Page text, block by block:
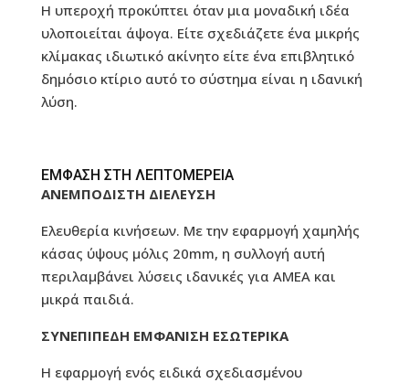
Η υπεροχή προκύπτει όταν μια μοναδική ιδέα
υλοποιείται άψογα. Είτε σχεδιάζετε ένα μικρής
κλίμακας ιδιωτικό ακίνητο είτε ένα επιβλητικό
δημόσιο κτίριο αυτό το σύστημα είναι η ιδανική
λύση.
ΕΜΦΑΣΗ ΣΤΗ ΛΕΠΤΟΜΕΡΕΙΑ
ΑΝΕΜΠΟΔΙΣΤΗ ΔΙΕΛΕΥΣΗ
Ελευθερία κινήσεων. Με την εφαρμογή χαμηλής
κάσας ύψους μόλις 20mm, η συλλογή αυτή
περιλαμβάνει λύσεις ιδανικές για ΑΜΕΑ και
μικρά παιδιά.
ΣΥΝΕΠΙΠΕΔΗ ΕΜΦΑΝΙΣΗ ΕΣΩΤΕΡΙΚΑ
Η εφαρμογή ενός ειδικά σχεδιασμένου